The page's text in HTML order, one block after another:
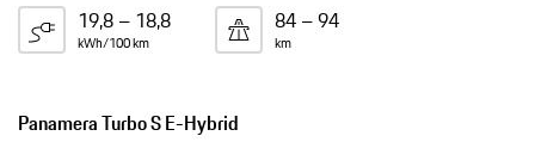
19,8 – 18,8
kWh/100 km
84 – 94
km
Panamera Turbo S E-Hybrid